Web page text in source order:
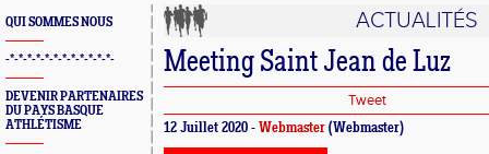
QUI SOMMES NOUS
-*-*-*-*-*-*-*-*-*-*-*-*-
DEVENIR PARTENAIRES
DU PAYS BASQUE
ATHLÉTISME
ACTUALITÉS
Meeting Saint Jean de Luz
Tweet
12 Juillet 2020 - Webmaster (Webmaster)